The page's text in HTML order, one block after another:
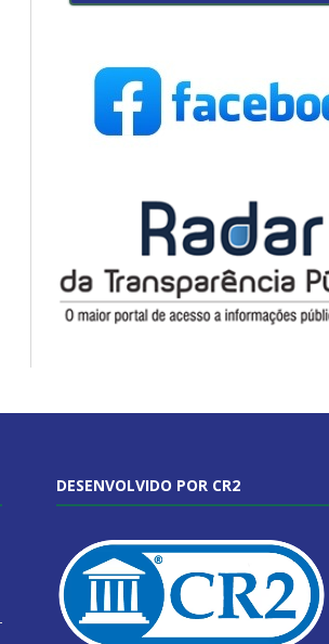
DESENVOLVIDO POR CR2